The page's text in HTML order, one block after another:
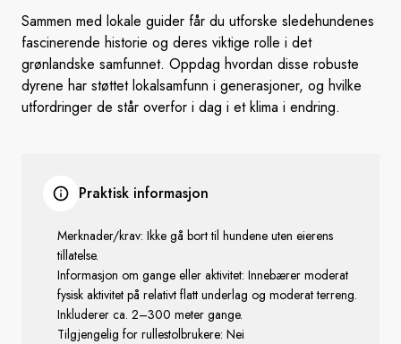
Sammen med lokale guider får du utforske sledehundenes
fascinerende historie og deres viktige rolle i det
grønlandske samfunnet. Oppdag hvordan disse robuste
dyrene har støttet lokalsamfunn i generasjoner, og hvilke
utfordringer de står overfor i dag i et klima i endring.
Praktisk informasjon
Merknader/krav: Ikke gå bort til hundene uten eierens
tillatelse.
Informasjon om gange eller aktivitet: Innebærer moderat
fysisk aktivitet på relativt flatt underlag og moderat terreng.
Inkluderer ca. 2–300 meter gange.
Tilgjengelig for rullestolbrukere: Nei